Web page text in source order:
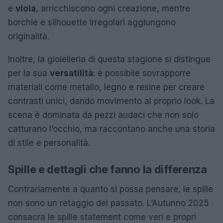
e viola, arricchiscono ogni creazione, mentre
borchie e silhouette irregolari aggiungono
originalità.
Inoltre, la gioielleria di questa stagione si distingue
per la sua versatilità: è possibile sovrapporre
materiali come metallo, legno e resine per creare
contrasti unici, dando movimento al proprio look. La
scena è dominata da pezzi audaci che non solo
catturano l’occhio, ma raccontano anche una storia
di stile e personalità.
Spille e dettagli che fanno la differenza
Contrariamente a quanto si possa pensare, le spille
non sono un retaggio del passato. L’Autunno 2025
consacra le spille statement come veri e propri